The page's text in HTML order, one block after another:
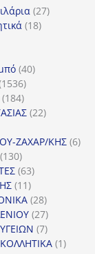
2727
1818
4040
15361536
προϊόντα
184184
προϊόντα
2222
ΖΑΧΑΡ/ΚΗΣ 66
130130
προϊόντα
6363
1111
προϊόντα
2828
προϊόντα
2727
προϊόντα
77
προϊόντα
11